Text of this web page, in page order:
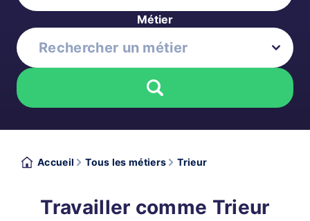
Métier
Accueil Tous les métiers Trieur
Travailler comme Trieur